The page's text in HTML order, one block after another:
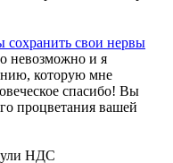
сохранить свои нервы
невозможно и я
которую мне
спасибо! Вы
процветания вашей